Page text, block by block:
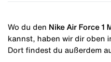
Wo du den Nike Air Force 1
kannst, haben wir dir oben
Dort findest du außerdem